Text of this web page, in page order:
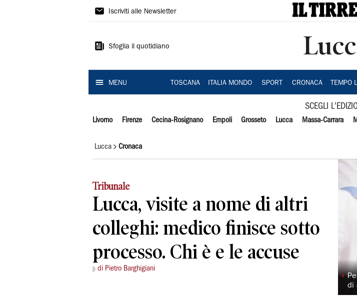
Il
Iscriviti alle Newsletter
Sfoglia il quotidiano
MENU TOSCANA ITALIA MONDO SPORT CRONACA TEMPO
SCEGLI
Livorno Firenze Cecina-Rosignano Empoli Grosseto Lucca Massa-Carrara
Lucca Cronaca
Tribunale
Lucca, visite a nome di altri
colleghi: medico finisce sotto
processo. Chi è e le accuse
di Pietro Barghigiani
◗
di